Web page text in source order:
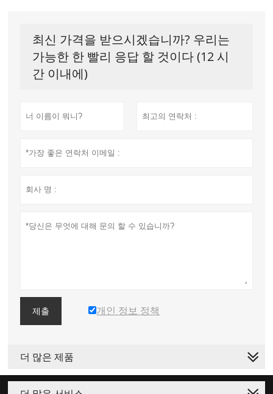
최신 가격을 받으시겠습니까? 우리는
가능한 한 빨리 응답 할 것이다 (12 시
간 이내에)
제출 개인 정보 정책
더 많은 제품